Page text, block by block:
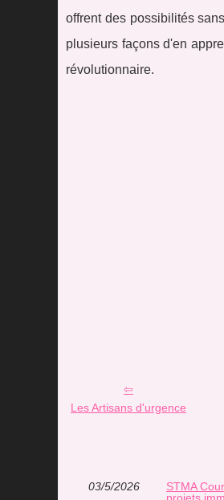
offrent des possibilités
plusieurs façons d'en
révolutionnaire.
Les Artisans d'urgence
03/5/2026
STMA